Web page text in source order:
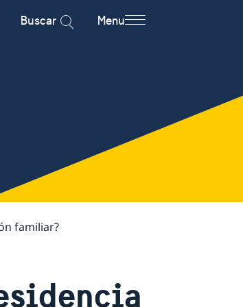
Buscar Menu
familiar?